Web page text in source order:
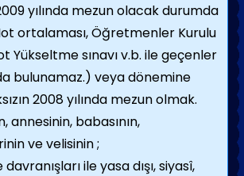
yılında mezun olacak durumda
ortalaması, Öğretmenler Kurulu
Yükseltme sınavı v.b. ile geçenler
bulunamaz.) veya dönemine
2008 yılında mezun olmak.
annesinin, babasının,
ve velisinin ;
ile yasa dışı, siyasî,